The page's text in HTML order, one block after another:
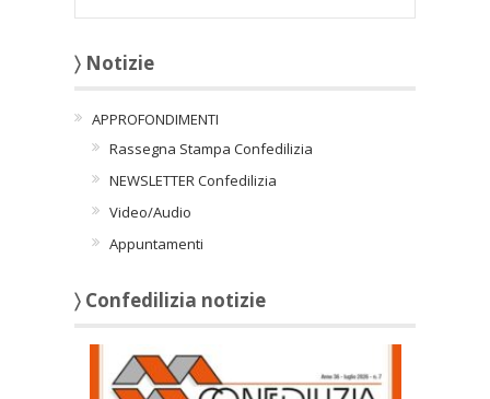
〉 Notizie
APPROFONDIMENTI
Rassegna Stampa Confedilizia
NEWSLETTER Confedilizia
Video/Audio
Appuntamenti
〉 Confedilizia notizie